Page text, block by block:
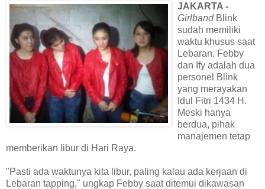
JAKARTA -
Girlband Blink
sudah memiliki
waktu khusus saat
Lebaran. Febby
dan Ify adalah dua
personel Blink
yang merayakan
Idul Fitri 1434 H.
Meski hanya
berdua, pihak
manajemen tetap
memberikan libur di Hari Raya.
"Pasti ada waktunya kita libur, paling kalau ada kerjaan di
Lebaran tapping," ungkap Febby saat ditemui dikawasan